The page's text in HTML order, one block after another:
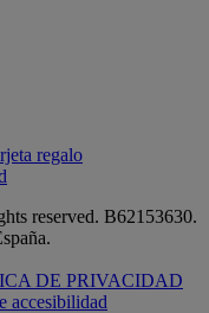
regalo
reserved. B62153630.
DE PRIVACIDAD
accesibilidad